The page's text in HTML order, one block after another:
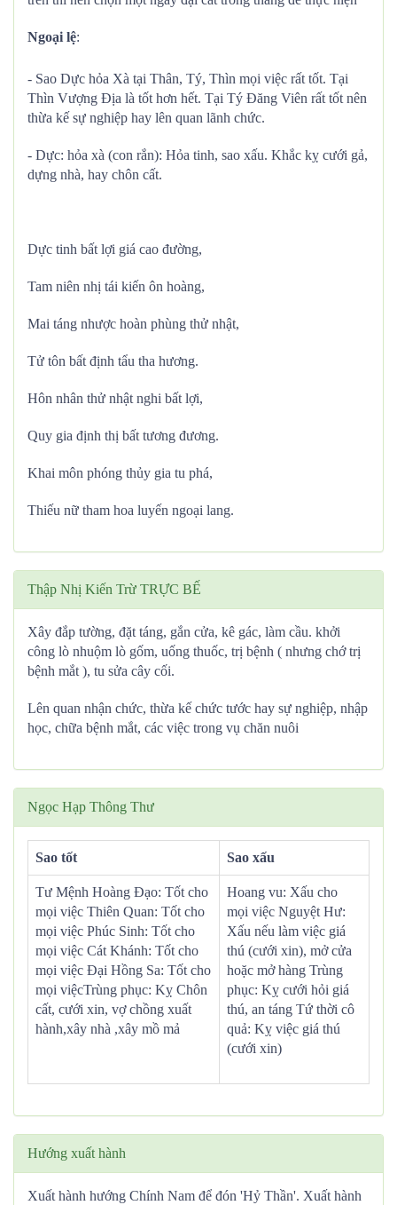
Ngoại lệ:
- Sao Dực hỏa Xà tại Thân, Tý, Thìn mọi việc rất tốt. Tại
Thìn Vượng Địa là tốt hơn hết. Tại Tý Đăng Viên rất tốt nên
thừa kế sự nghiệp hay lên quan lãnh chức.
- Dực: hỏa xà (con rắn): Hỏa tinh, sao xấu. Khắc kỵ cưới gả,
dựng nhà, hay chôn cất.
Dực tinh bất lợi giá cao đường,
Tam niên nhị tái kiến ôn hoàng,
Mai táng nhược hoàn phùng thử nhật,
Tử tôn bất định tẩu tha hương.
Hôn nhân thử nhật nghi bất lợi,
Quy gia định thị bất tương đương.
Khai môn phóng thủy gia tu phá,
Thiếu nữ tham hoa luyến ngoại lang.
Thập Nhị Kiến Trừ TRỰC BẾ
Xây đắp tường, đặt táng, gắn cửa, kê gác, làm cầu. khởi
công lò nhuộm lò gốm, uống thuốc, trị bệnh ( nhưng chớ trị
bệnh mắt ), tu sửa cây cối.
Lên quan nhận chức, thừa kế chức tước hay sự nghiệp, nhập
học, chữa bệnh mắt, các việc trong vụ chăn nuôi
Ngọc Hạp Thông Thư
Sao tốt Sao xấu
Tư Mệnh Hoàng Đạo: Tốt cho
mọi việc Thiên Quan: Tốt cho
mọi việc Phúc Sinh: Tốt cho
mọi việc Cát Khánh: Tốt cho
mọi việc Đại Hồng Sa: Tốt cho
mọi việcTrùng phục: Kỵ Chôn
cất, cưới xin, vợ chồng xuất
hành,xây nhà ,xây mồ mả
Hoang vu: Xấu cho
mọi việc Nguyệt Hư:
Xấu nếu làm việc giá
thú (cưới xin), mở cửa
hoặc mở hàng Trùng
phục: Kỵ cưới hỏi giá
thú, an táng Tứ thời cô
quả: Kỵ việc giá thú
(cưới xin)
Hướng xuất hành
Xuất hành hướng Chính Nam để đón 'Hỷ Thần'. Xuất hành